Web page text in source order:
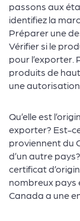
passons aux
identifiez la
Préparer une
Vérifier si le
pour l’exporter.
produits de
une
Qu’elle est
exporter? Est-
proviennent du
d’un autre
certificat
nombreux pays
Canada a une